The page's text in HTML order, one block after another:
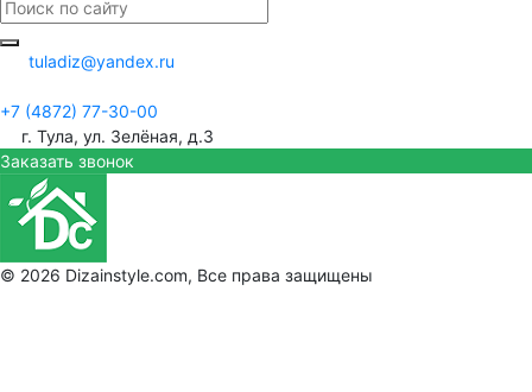
tuladiz@yandex.ru
+7 (4872) 77-30-00
г. Тула, ул. Зелёная, д.3
Заказать звонок
© 2026 Dizainstyle.com, Все права защищены